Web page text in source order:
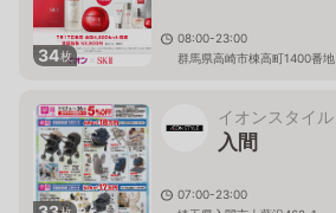
34枚
08:00-23:00
群馬県高崎市棟高町1400番地
イオンスタイル
入間
07:00-23:00